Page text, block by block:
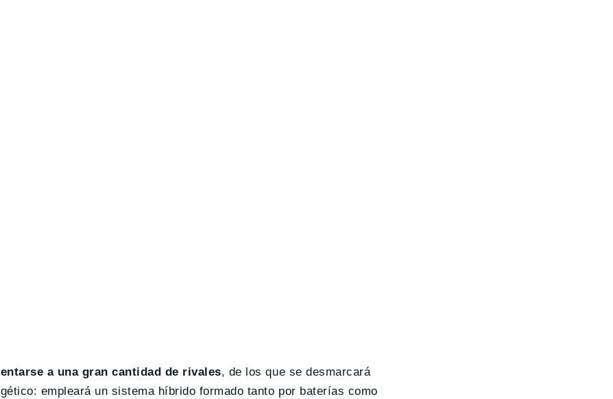
a una gran cantidad de rivales, de los que se desmarcará
empleará un sistema híbrido formado tanto por baterías como